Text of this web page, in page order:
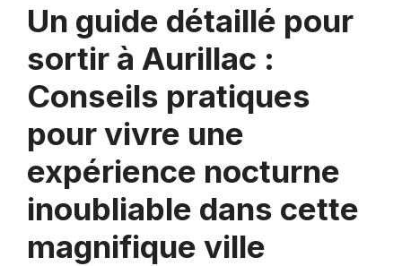
Un guide détaillé pour
sortir à Aurillac :
Conseils pratiques
pour vivre une
expérience nocturne
inoubliable dans cette
magnifique ville